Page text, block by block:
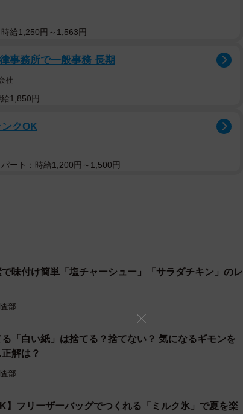
の素と一緒に片栗粉をもみ込んで！
好みで
電子レンジで約1分30秒加熱する。
約1分加熱し、粗熱がとれるまでラップをしたまま
ら完成。
ください。
すね」「加減の難しい塩味が、浅漬けの素で作れるの
い！」「この『肉+浅漬けの素』との出会いはマジで
。
給1,250円～1,563円
事務所で一般事務 長期
社
1,850円
クOK
ート：時給1,200円～1,500円
で味付け簡単「塩チャーシュー」「サラダチキン」のレ
部
「白い紙」は捨てる？捨てない？ 気になるギモンを
解は？
部
】フリーザーバッグでつくれる「ミルク氷」で夏を楽